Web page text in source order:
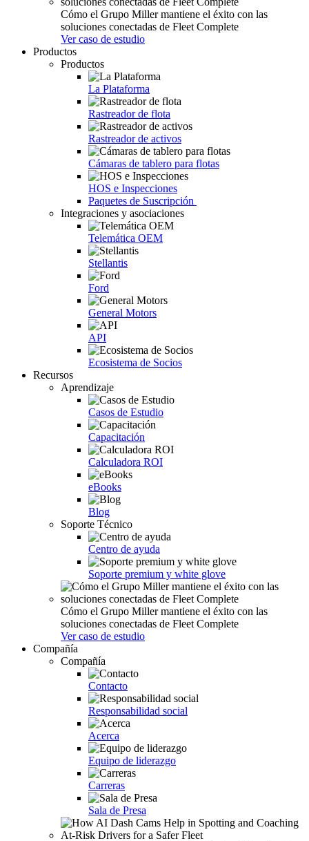
Cómo el Grupo Miller mantiene el éxito con las
soluciones conectadas de Fleet Complete
Ver caso de estudio
Productos
Productos
La Plataforma
Rastreador de flota
Rastreador de activos
Cámaras de tablero para flotas
HOS e Inspecciones
Paquetes de Suscripción
Integraciones y asociaciones
Telemática OEM
Stellantis
Ford
General Motors
API
Ecosistema de Socios
Recursos
Aprendizaje
Casos de Estudio
Capacitación
Calculadora ROI
eBooks
Blog
Soporte Técnico
Centro de ayuda
Soporte premium y white glove
Cómo el Grupo Miller mantiene el éxito con las
soluciones conectadas de Fleet Complete
Ver caso de estudio
Compañía
Compañía
Contacto
Responsabilidad social
Acerca
Equipo de liderazgo
Carreras
Sala de Presa